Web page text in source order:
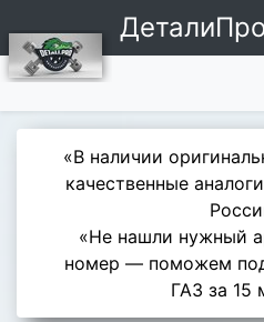
ДеталиПро
«В наличии
качественные
«Не нашли нужный
номер — поможем
ГАЗ за 15